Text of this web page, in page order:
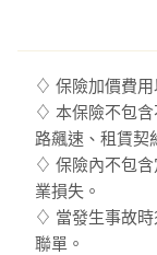
♢ 保險加價費用
♢ 本保險不包含
路飆速、租賃契
♢ 保險內不包含
業損失。
♢ 當發生事故時
聯單。